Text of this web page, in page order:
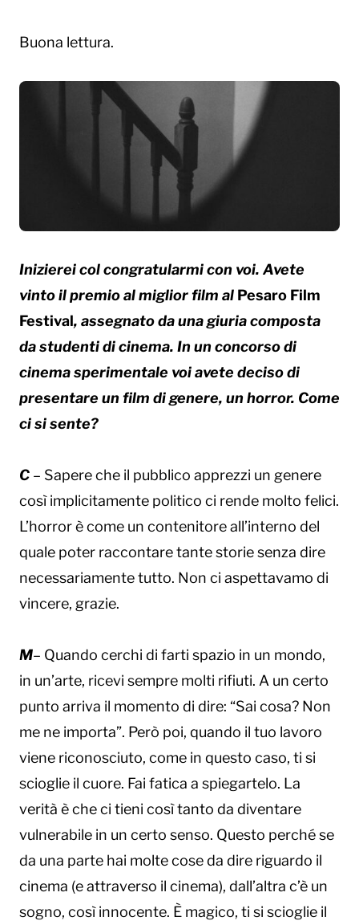
Buona lettura.
Inizierei col congratularmi con voi. Avete
vinto il premio al miglior film al Pesaro Film
Festival, assegnato da una giuria composta
da studenti di cinema. In un concorso di
cinema sperimentale voi avete deciso di
presentare un film di genere, un horror. Come
ci si sente?
C – Sapere che il pubblico apprezzi un genere
così implicitamente politico ci rende molto felici.
L’horror è come un contenitore all’interno del
quale poter raccontare tante storie senza dire
necessariamente tutto. Non ci aspettavamo di
vincere, grazie.
M– Quando cerchi di farti spazio in un mondo,
in un’arte, ricevi sempre molti rifiuti. A un certo
punto arriva il momento di dire: “Sai cosa? Non
me ne importa”. Però poi, quando il tuo lavoro
viene riconosciuto, come in questo caso, ti si
scioglie il cuore. Fai fatica a spiegartelo. La
verità è che ci tieni così tanto da diventare
vulnerabile in un certo senso. Questo perché se
da una parte hai molte cose da dire riguardo il
cinema (e attraverso il cinema), dall’altra c’è un
sogno, così innocente. È magico, ti si scioglie il